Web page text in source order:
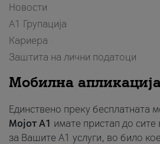
Новости
А1 Групација
Кариера
Заштита на лични податоци
Мобилна
Единствено преку бесплатната
Мојот A1 имате пристап до
за Вашите A1 услуги, во било